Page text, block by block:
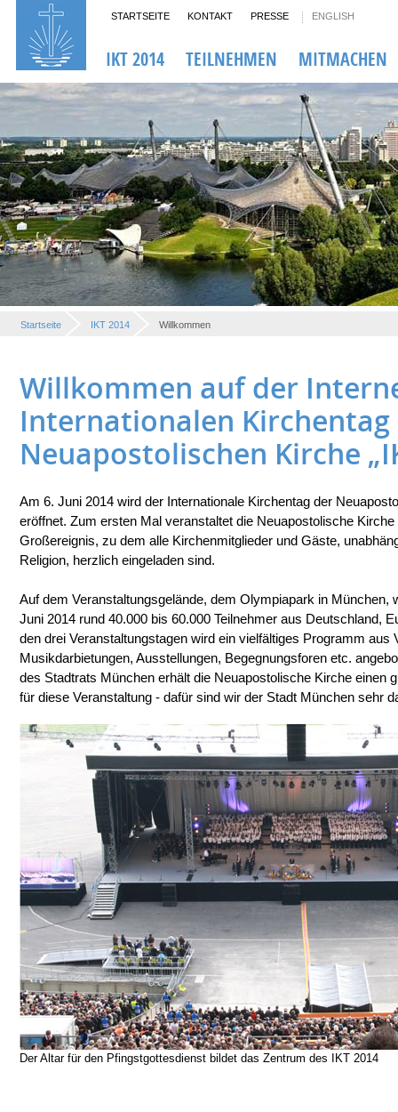
STARTSEITE KONTAKT PRESSE ENGLISH
IKT 2014 TEILNEHMEN MITMACHEN
Startseite IKT 2014 Willkommen
Willkommen auf der
Internationalen Kirchentag
Neuapostolischen Kirche
Am 6. Juni 2014 wird der Internationale Kirchentag der
eröffnet. Zum ersten Mal veranstaltet die Neuapostolische
Großereignis, zu dem alle Kirchenmitglieder und Gäste,
Religion, herzlich eingeladen sind.
Auf dem Veranstaltungsgelände, dem Olympiapark in München,
Juni 2014 rund 40.000 bis 60.000 Teilnehmer aus Deutschland,
den drei Veranstaltungstagen wird ein vielfältiges Programm aus
Musikdarbietungen, Ausstellungen, Begegnungsforen etc.
des Stadtrats München erhält die Neuapostolische Kirche einen
für diese Veranstaltung - dafür sind wir der Stadt München sehr
Der Altar für den Pfingstgottesdienst bildet das Zentrum des IKT 2014